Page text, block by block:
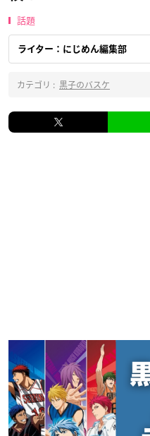
話題
ライター：にじめん編集部
カテゴリ : 黒子のバスケ